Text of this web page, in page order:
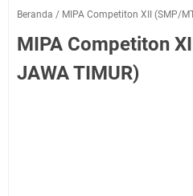
Beranda / MIPA Competiton XII (SMP/
MIPA Competiton
JAWA TIMUR)